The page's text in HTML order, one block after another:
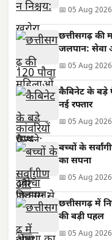
📅 05 Aug 2026
छत्तीसगढ़ की
जलपान:
📅 05 Aug 2026
कैबिनेट के बड़े
नई रफ्तार
📅 05 Aug 2026
बच्चों के
का सपना
📅 05 Aug 2026
छत्तीसगढ़ में
की बड़ी पहल
📅 05 Aug 2026